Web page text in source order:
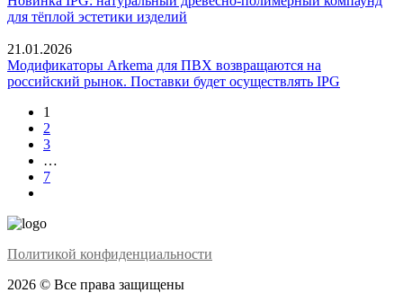
для тёплой эстетики изделий
21.01.2026
Модификаторы Arkema для ПВХ возвращаются на
российский рынок. Поставки будет осуществлять IPG
1
2
3
…
7
Политикой конфиденциальности
2026 © Все права защищены